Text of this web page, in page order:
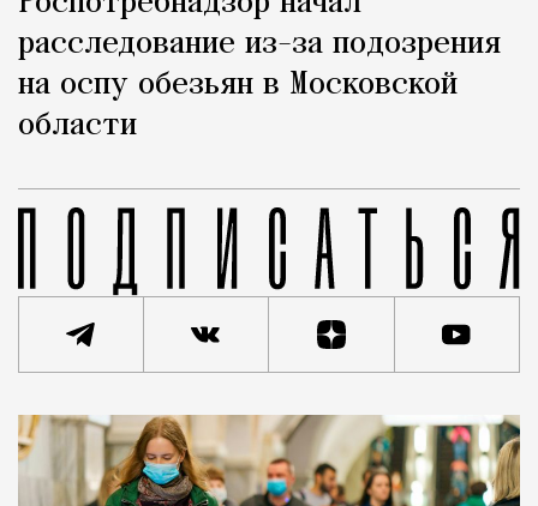
расследование из-за подозрения
на оспу обезьян в Московской
области